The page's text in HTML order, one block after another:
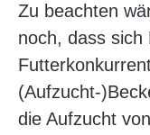
Zu beachten
noch, dass sich
(Aufzucht-
die Aufzucht